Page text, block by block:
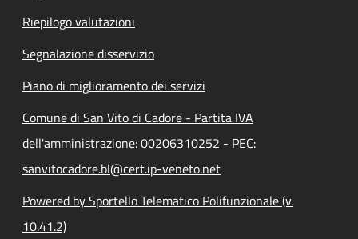
Riepilogo valutazioni
Segnalazione disservizio
Piano di miglioramento dei servizi
Comune di San Vito di Cadore - Partita IVA
dell'amministrazione: 00206310252 - PEC:
sanvitocadore.bl@cert.ip-veneto.net
Powered by Sportello Telematico Polifunzionale (v.
10.41.2)